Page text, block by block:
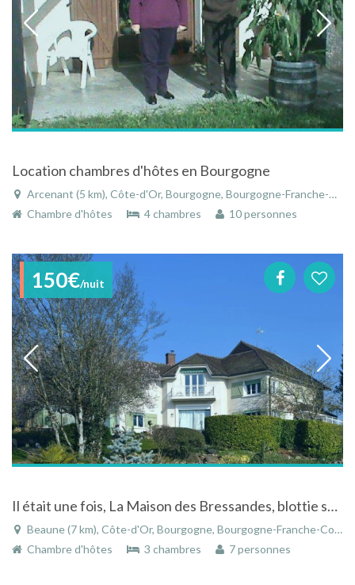
Location chambres d'hôtes en Bourgogne
Arcenant (5 km), Côte-d'Or, Bourgogne, Bourgogne-Franche-Comté, France
Chambre d'hôtes
4 chambres 10 personnes
150€/nuit
Il était une fois, La Maison des Bressandes, blottie sur « La Montagne » de Beaune
Beaune (7 km), Côte-d'Or, Bourgogne, Bourgogne-Franche-Comté, France
Chambre d'hôtes
3 chambres 7 personnes